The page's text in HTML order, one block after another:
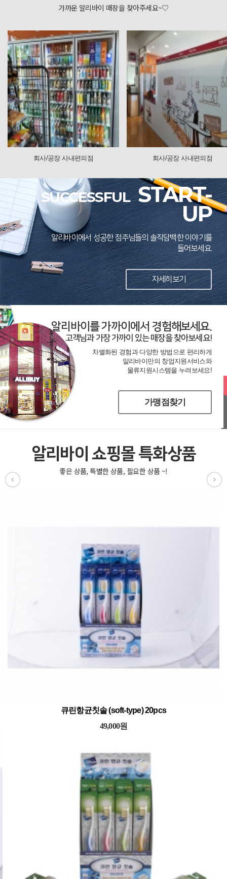
장 사내편의점 회사/공장 사내편의점
SUCCESSFUL START-
UP
알리바이에서 성공한 점주님들의 솔직담백한 이야기를
들어보세요.
자세히보기
알리바이를 가까이에서 경험해보세요.
고객님과 가장 가까이 있는 매장을 찾아보세요!
차별화된 경험과 다양한 방법으로 편리하게
알리바이만의 창업지원서비스와
물류지원시스템을 누려보세요!
가맹점찾기
알리바이 쇼핑몰 특화상품
큐린항균칫솔 (soft-type) 20pcs
49,000원